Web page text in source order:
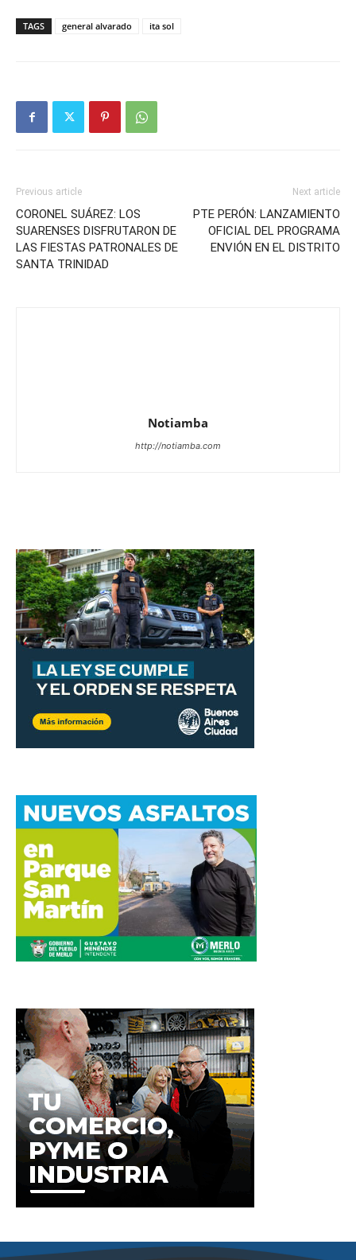
TAGS general alvarado ita sol
Previous article
CORONEL SUÁREZ: LOS
SUARENSES DISFRUTARON DE
LAS FIESTAS PATRONALES DE
SANTA TRINIDAD
Next article
PTE PERÓN: LANZAMIENTO
OFICIAL DEL PROGRAMA
ENVIÓN EN EL DISTRITO
Notiamba
http://notiamba.com